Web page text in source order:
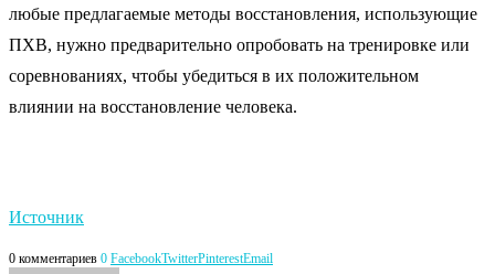
любые предлагаемые методы восстановления, использующие
ПХВ, нужно предварительно опробовать на тренировке или
соревнованиях, чтобы убедиться в их положительном
влиянии на восстановление человека.
Источник
0 комментариев 0 FacebookTwitterPinterestEmail